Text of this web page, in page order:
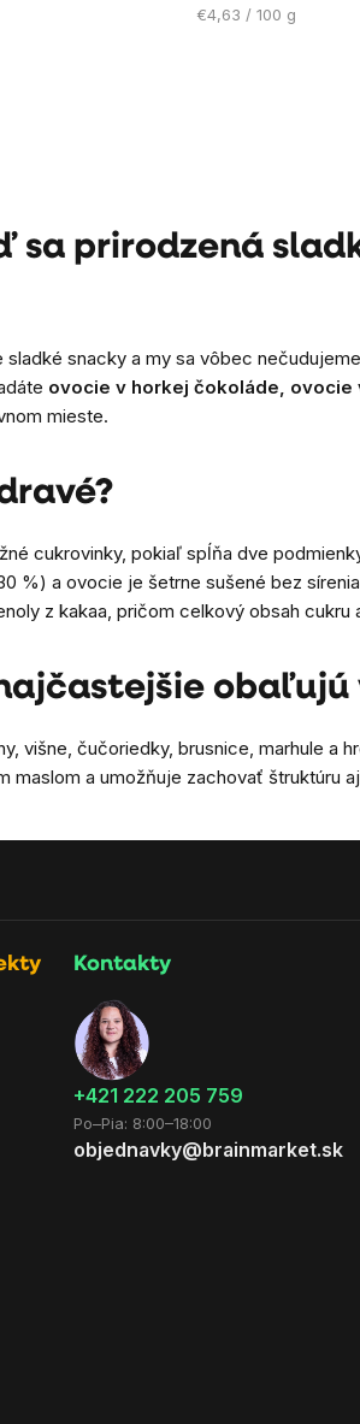
Jednotková
€4,63 / 100 g
sa prirodzená
snacky a my sa vôbec
ovocie v horkej čokoláde,
mieste.
cukrovinky, pokiaľ spĺňa dve
%) a ovocie je šetrne sušené bez
z kakaa, pričom celkový obsah cukru
obaľujú
višne, čučoriedky, brusnice, marhule a
a umožňuje zachovať štruktúru
Kontakty
+421 222 205 759
Po–Pia: 8:00–18:00
objednavky@brainmarket.sk